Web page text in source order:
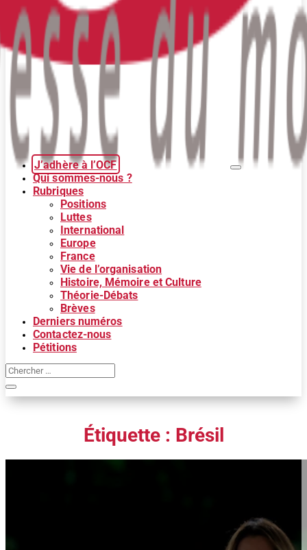
J’adhère à l’OCF
Qui sommes-nous ?
Rubriques
Positions
Luttes
International
Europe
France
Vie de l’organisation
Histoire, Mémoire et Culture
Théorie-Débats
Brèves
Derniers numéros
Contactez-nous
Pétitions
Étiquette : Brésil